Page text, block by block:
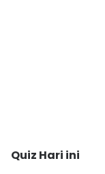
Quiz Hari ini